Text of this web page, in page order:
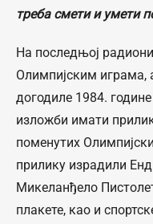
треба смети и умети
На последњој
Олимпијским играма,
догодиле 1984.
изложби имати
поменутих
прилику израдили
Микеланђело
плакете, као и